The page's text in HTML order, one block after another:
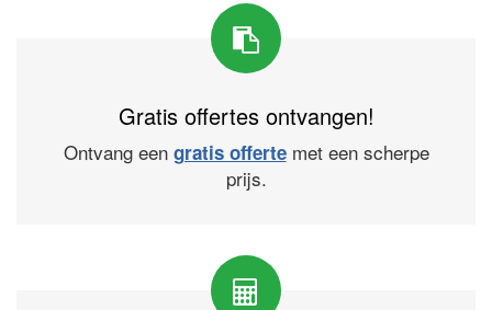
Gratis offertes ontvangen!
Ontvang een gratis offertemet een scherpe
prijs.